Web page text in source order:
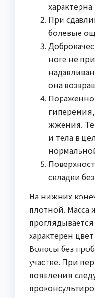
При
болевые
ноге не
она
жжения.
и тела в
складки
На нижних
плотной. Масса
характерен
Волосы без
участке. При
появления